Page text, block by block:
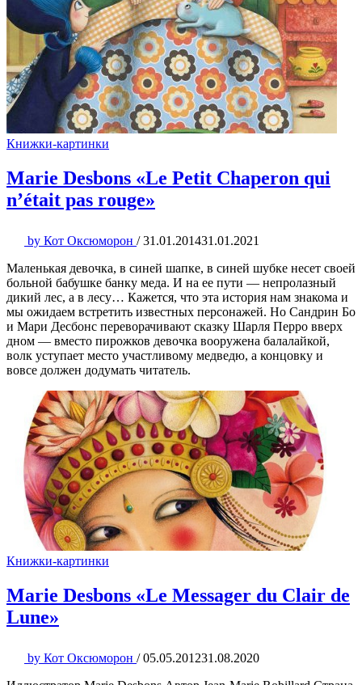
Книжки-картинки
Marie Desbons «Le Petit Chaperon qui
n’était pas rouge»
by Кот Оксюморон / 31.01.201431.01.2021
Маленькая девочка, в синей шапке, в синей шубке несет своей
больной бабушке банку меда. И на ее пути — непролазный
дикий лес, а в лесу… Кажется, что эта история нам знакома и
мы ожидаем встретить известных персонажей. Но Сандрин Бо
и Мари Десбонс переворачивают сказку Шарля Перро вверх
дном — вместо пирожков девочка вооружена балалайкой,
волк уступает место участливому медведю, а концовку и
вовсе должен додумать читатель.
Книжки-картинки
Marie Desbons «Le Messager du Clair de
Lune»
by Кот Оксюморон / 05.05.201231.08.2020